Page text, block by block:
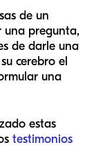
de un
una pregunta,
de darle una
cerebro el
una
estas
testimonios